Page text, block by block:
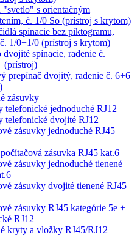
"svetlo" s orientačným
č. 1/0 So (prístroj s krytom)
spínacie bez piktogramu,
1/0+1/0 (prístroj s krytom)
spínacie, radenie č.
(prístroj)
prepínač dvojitý, radenie č. 6+6
zásuvky
telefonické jednoduché RJ12
telefonické dvojité RJ12
zásuvky jednoduché RJ45
zásuvka RJ45 kat.6
zásuvky jednoduché tienené
zásuvky dvojité tienené RJ45
zásuvky RJ45 kategórie 5e +
RJ12
kryty a vložky RJ45/RJ12